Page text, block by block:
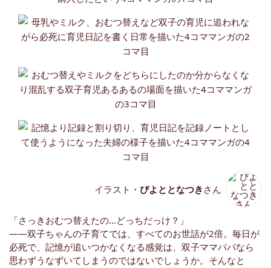
イラスト・ ぴよととなつき さん
「さっきおむつ替えたの…どっちだっけ？」
――双子ちゃんの子育てでは、すべてのお世話が2倍。毎日が
必死で、記憶が追いつかなくなる感覚は、双子ママパパなら
思わずうなずいてしまうのではないでしょうか。そんなと